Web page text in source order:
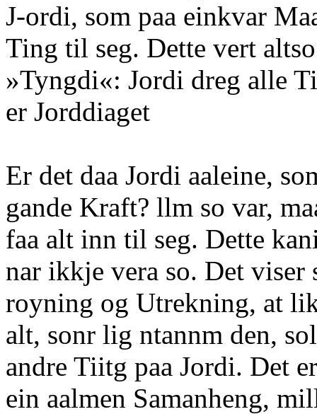
J-ordi, som paa einkvar
Ting til seg. Dette vert
»Tyngdi«: Jordi dreg alle
er Jorddiaget
Er det daa Jordi aaleine,
gande Kraft? llm so var,
faa alt inn til seg. Dette
nar ikkje vera so. Det viser
royning og Utrekning, at
alt, sonr lig ntannm den,
andre Tiitg paa Jordi. Det
ein aalmen Samanheng,